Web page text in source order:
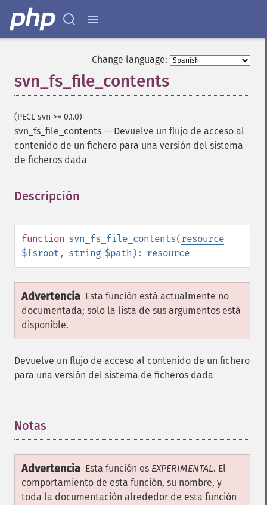
Change language:
svn_fs_file_contents
(PECL svn >= 0.1.0)
svn_fs_file_contents — Devuelve un flujo de acceso al
contenido de un fichero para una versión del sistema
de ficheros dada
Descripción
function svn_fs_file_contents(resource
$fsroot , string $path ): resource
Advertencia Esta función está actualmente no
documentada; solo la lista de sus argumentos está
disponible.
Devuelve un flujo de acceso al contenido de un fichero
para una versión del sistema de ficheros dada
Notas
Advertencia Esta función es EXPERIMENTAL. El
comportamiento de esta función, su nombre, y
toda la documentación alrededor de esta función